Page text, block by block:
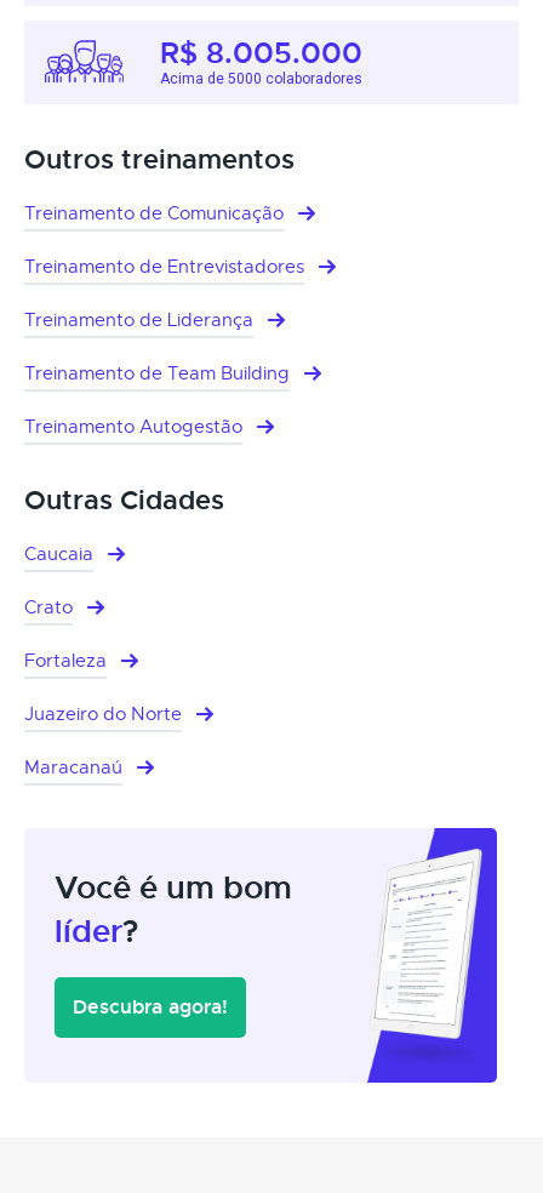
R$ 8.005.000
Acima de 5000 colaboradores
Outros treinamentos
Treinamento de Comunicação
Treinamento de Entrevistadores
Treinamento de Liderança
Treinamento de Team Building
Treinamento Autogestão
Outras Cidades
Caucaia
Crato
Fortaleza
Juazeiro do Norte
Maracanaú
Você é um bom
líder?
Descubra agora!